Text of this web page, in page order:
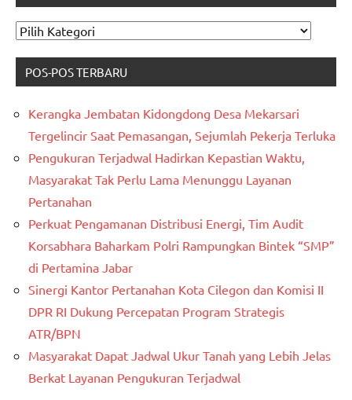
CARI
POS-POS TERBARU
Kerangka Jembatan Kidongdong Desa Mekarsari
Tergelincir Saat Pemasangan, Sejumlah Pekerja Terluka
Pengukuran Terjadwal Hadirkan Kepastian Waktu,
Masyarakat Tak Perlu Lama Menunggu Layanan
Pertanahan
Perkuat Pengamanan Distribusi Energi, Tim Audit
Korsabhara Baharkam Polri Rampungkan Bintek “SMP”
di Pertamina Jabar
Sinergi Kantor Pertanahan Kota Cilegon dan Komisi II
DPR RI Dukung Percepatan Program Strategis
ATR/BPN
Masyarakat Dapat Jadwal Ukur Tanah yang Lebih Jelas
Berkat Layanan Pengukuran Terjadwal